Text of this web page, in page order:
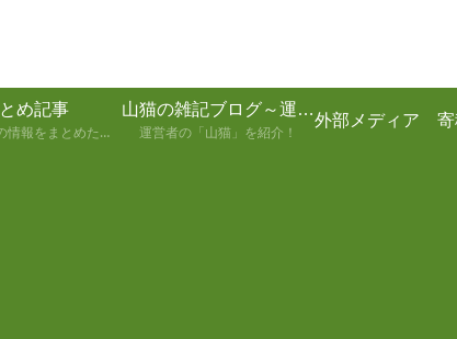
め記事
本ブログ内の情報をまとめた記事
山猫の雑記ブログ～運営者の紹介～
運営者の「山猫」を紹介！